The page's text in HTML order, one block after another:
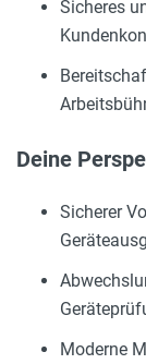
Sicheres
Deine
Sicherer
Moderne